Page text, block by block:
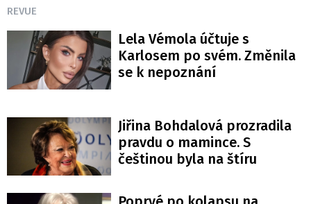
REVUE
Lela Vémola účtuje s
Karlosem po svém. Změnila
se k nepoznání
Jiřina Bohdalová prozradila
pravdu o mamince. S
češtinou byla na štíru